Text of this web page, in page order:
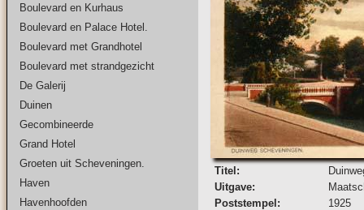
Boulevard en Kurhaus
Boulevard en Palace Hotel.
Boulevard met Grandhotel
Boulevard met strandgezicht
De Galerij
Duinen
Gecombineerde
Grand Hotel
Groeten uit Scheveningen.
Haven
Havenhoofden
Titel:
Uitgave:
Poststempel:
1925